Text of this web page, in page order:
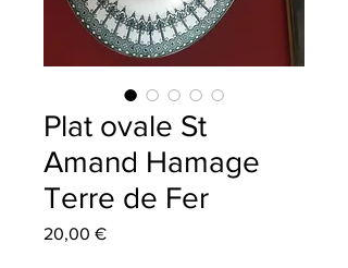
Plat ovale St
Amand Hamage
Terre de Fer
20,00 €Precio